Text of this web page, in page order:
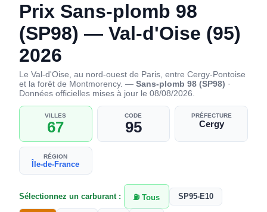
Prix Sans-plomb 98
(SP98) — Val-d'Oise (95)
2026
Le Val-d'Oise, au nord-ouest de Paris, entre Cergy-Pontoise
et la forêt de Montmorency. — Sans-plomb 98 (SP98) ·
Données officielles mises à jour le 08/08/2026.
VILLES
67
CODE
95
PRÉFECTURE
Cergy
RÉGION
Île-de-France
Sélectionnez un carburant : ⛽ Tous SP95-E10